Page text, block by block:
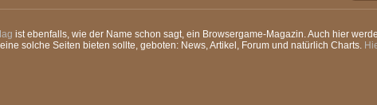
ist ebenfalls, wie der Name schon sagt, ein Browsergame-Magazin. Auch hier
solche Seiten bieten sollte, geboten: News, Artikel, Forum und natürlich Charts.